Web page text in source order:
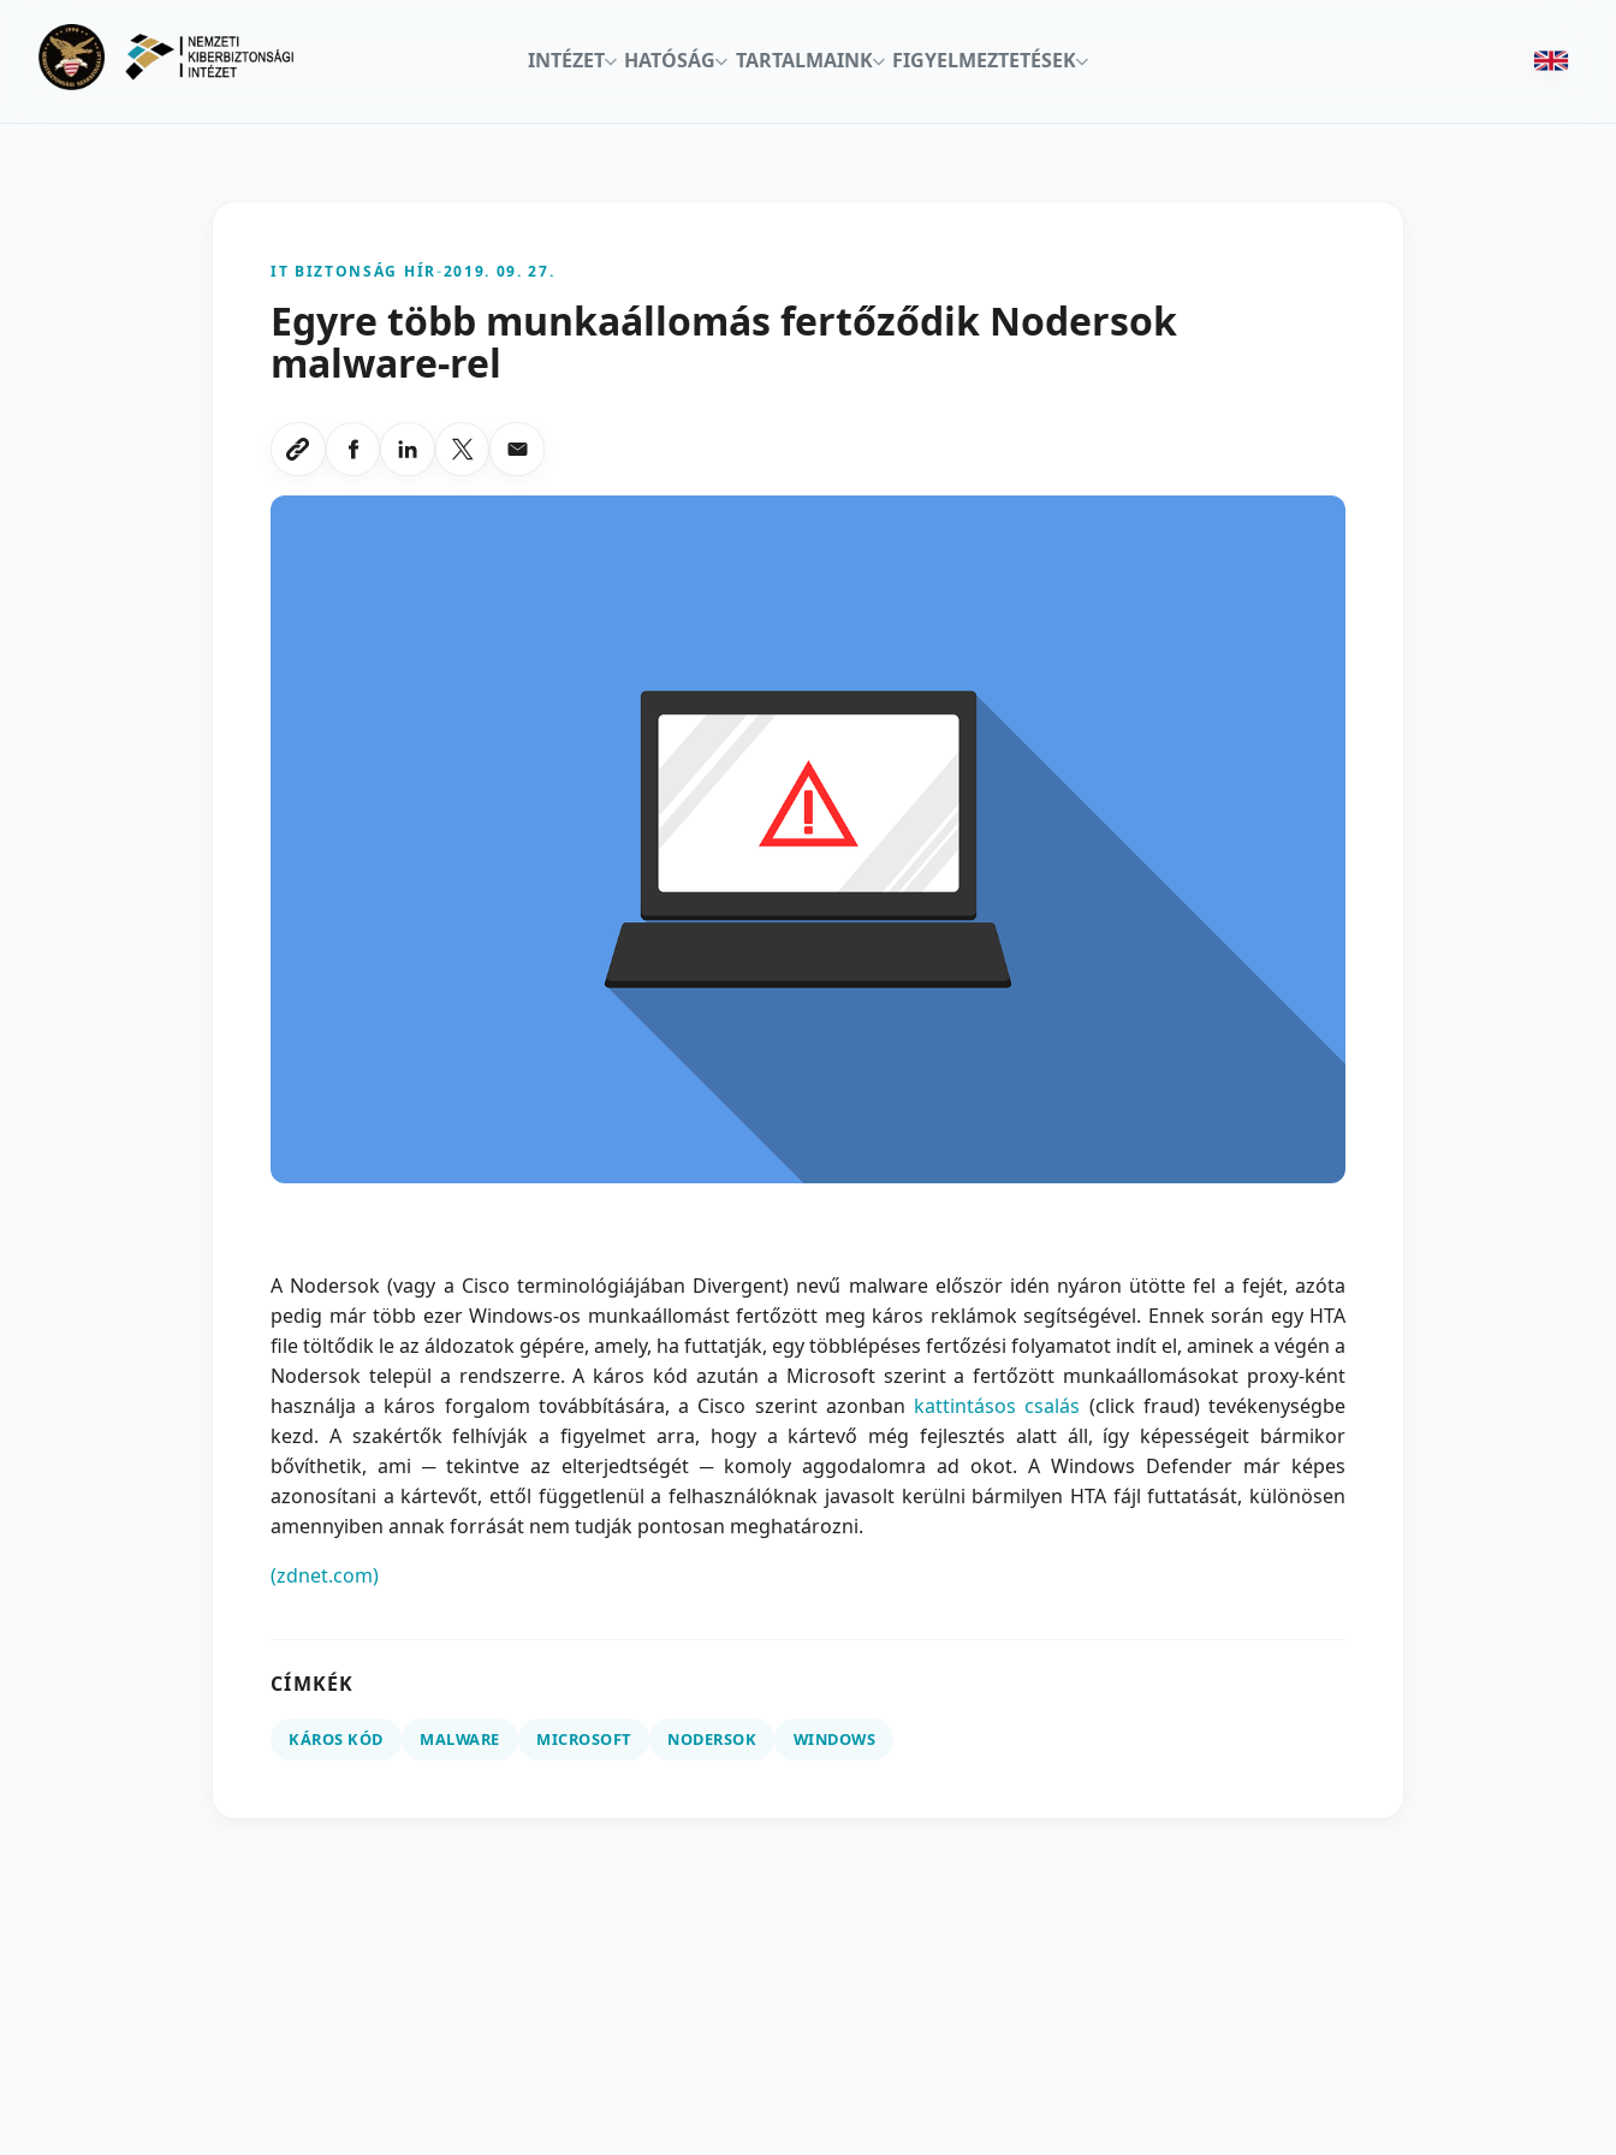
INTÉZET
HATÓSÁG TARTALMAINK FIGYELMEZTETÉSEK
IT BIZTONSÁG HÍR-2019. 09. 27.
Egyre több munkaállomás fertőződik Nodersok
malware-rel
Link masolasa
Megosztas Facebookon
Megosztas LinkedInen
Megosztas X-en
Megosztas emailben
A Nodersok (vagy a Cisco terminológiájában Divergent) nevű malware először idén nyáron ütötte fel a fejét, azóta
pedig már több ezer Windows-os munkaállomást fertőzött meg káros reklámok segítségével. Ennek során egy HTA
file töltődik le az áldozatok gépére, amely, ha futtatják, egy többlépéses fertőzési folyamatot indít el, aminek a végén a
Nodersok települ a rendszerre. A káros kód azután a Microsoft szerint a fertőzött munkaállomásokat proxy-ként
használja a káros forgalom továbbítására, a Cisco szerint azonban kattintásos csalás (click fraud) tevékenységbe
kezd. A szakértők felhívják a figyelmet arra, hogy a kártevő még fejlesztés alatt áll, így képességeit bármikor
bővíthetik, ami ─ tekintve az elterjedtségét ─ komoly aggodalomra ad okot. A Windows Defender már képes
azonosítani a kártevőt, ettől függetlenül a felhasználóknak javasolt kerülni bármilyen HTA fájl futtatását, különösen
amennyiben annak forrását nem tudják pontosan meghatározni.
(zdnet.com)
CÍMKÉK
KÁROS KÓD MALWARE MICROSOFT NODERSOK WINDOWS